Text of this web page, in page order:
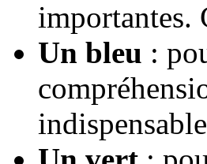
importantes.
Un bleu :